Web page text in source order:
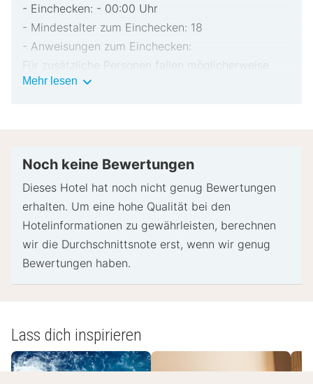
- Einchecken: - 00:00 Uhr
- Mindestalter zum Einchecken: 18
- Anweisungen zum Einchecken:
Für zusätzliche Personen fallen möglicherweise
Gebühren an, die abhängig von den Bestimmungen
bar für unvorhergesehene Aufwendungen verlangt.
versucht, Sonderwünschen entgegenzukommen,
Eventuell fallen zusätzliche Gebühren an.
Diese Unterkunft akzeptiert Kreditkarten und
- Spezielle Anweisungen:
Die Mitarbeiter der Rezeption heißen dich bei
Mehr lesen Wichtige
Noch keine Bewertungen
Dieses Hotel hat noch nicht genug Bewertungen
erhalten. Um eine hohe Qualität bei den
Hotelinformationen zu gewährleisten, berechnen
wir die Durchschnittsnote erst, wenn wir genug
Bewertungen haben.
Lass dich inspirieren